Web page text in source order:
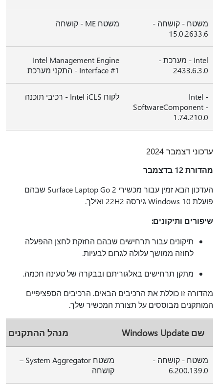
משטח - קושחה -
15.0.2633.6
משטח ME - קושחה
Intel - מערכת -
2433.6.3.0
Intel Management Engine
Interface #1 - התקני מערכת
Intel -
SoftwareComponent -
1.74.210.0
לקוח Intel iCLS - רכיבי תוכנה
עדכוני דצמבר 2024
מהדורת 12 בדצמבר
העדכון הבא זמין עבור מכשירי Surface Laptop Go 2 שבהם
פועלת Windows 10 גירסה 22H2 ואילך.
שיפורים ותיקונים:
תיקונים עבור תרחישים שבהם החזקת לחצן ההפעלה
לחוזה ממושך עלולה לגרום לבעיות.
מתקן תרחישים באלגוריתם ובבקרה של טעינה חכמה.
מהדורה זו כוללת את הרכיבים הבאים. הרכיבים הספציפיים
המותקנים מבוססים על תצורת המכשיר שלך.
שם Windows Update מנהל ההתקנים
משטח - קושחה -
6.200.139.0
משטח System Aggregator –
קושחה